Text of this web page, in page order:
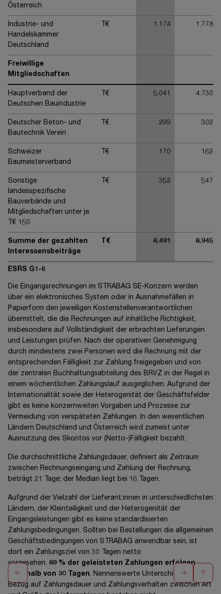
Österreich
Industrie- und
Handelskammer
Deutschland
T€ 1.174 1.778
Freiwillige
Mitgliedschaften
Hauptverband der
Deutschen Bauindustrie
T€ 5.041 4.730
Deutscher Beton- und
Bautechnik Verein
T€ 299 302
Schweizer
Baumeisterverband
T€ 170 162
Sonstige
landesspezifische
Bauverbände und
Mitgliedschaften unter je
T€ 150
T€ 352 547
Summe der gezahlten
Interessensbeiträge
T€ 8.491 8.945
ESRS G1-6
Die Eingangsrechnungen im STRABAG SE-Konzern werden
über ein elektronisches System oder in Ausnahmefällen in
Papierform den jeweiligen Kostenstellenverantwortlichen
übermittelt, die die Rechnungen auf inhaltliche Richtigkeit,
insbesondere auf Vollständigkeit der erbrachten Lieferungen
und Leistungen prüfen. Nach der operativen Genehmigung
durch mindestens zwei Personen wird die Rechnung mit der
entsprechenden Fälligkeit zur Zahlung freigegeben und von
der zentralen Buchhaltungsabteilung des BRVZ in der Regel in
einem wöchentlichen Zahlungslauf ausgeglichen. Aufgrund der
Internationalität sowie der Heterogenität der Geschäftsfelder
gibt es keine konzernweiten Vorgaben und Prozesse zur
Vermeidung von verspäteten Zahlungen. In den wesentlichen
Ländern Deutschland und Österreich wird zumeist unter
Ausnutzung des Skontos vor (Netto-)Fälligkeit bezahlt.
Die durchschnittliche Zahlungsdauer, definiert als Zeitraum
zwischen Rechnungseingang und Zahlung der Rechnung,
beträgt 21 Tage; der Median liegt bei 16 Tagen.
Aufgrund der Vielzahl der Lieferant:innen in unterschiedlichsten
Ländern, der Kleinteiligkeit und der Heterogenität der
Eingangsleistungen gibt es keine standardisierten
Zahlungsbedingungen. Sollten bei Bestellungen die allgemeinen
Geschäftsbedingungen von STRABAG anwendbar sein, ist
dort ein Zahlungsziel von 30 Tagen netto
vorgesehen. 89 % der geleisteten Zahlungen erfolgen
innerhalb von 30 Tagen. Nennenswerte Unterschiede in
Bezug auf Zahlungsdauer und Zahlungsverhalten zwischen Art